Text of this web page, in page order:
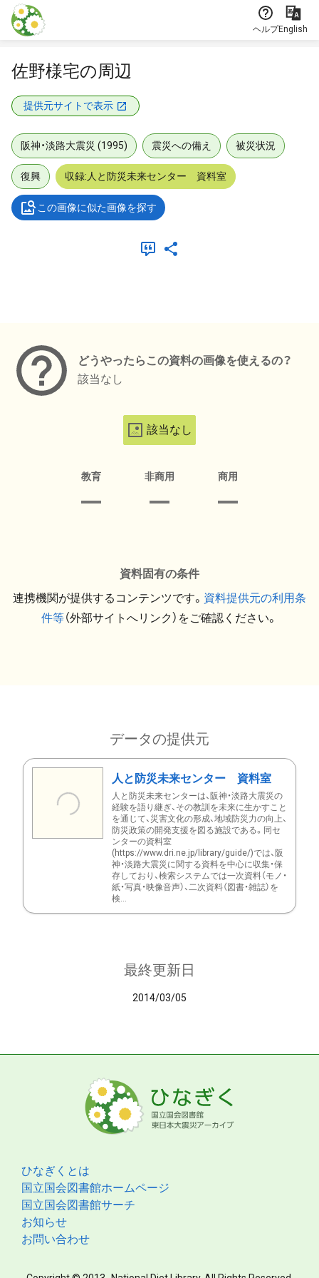
本文に飛ぶ
ヘルプEnglish
佐野様宅の周辺
提供元サイトで表示
阪神・淡路大震災 (1995) 震災への備え 被災状況
復興 収録:人と防災未来センター 資料室
この画像に似た画像を探す
どうやったらこの資料の画像を使えるの？
該当なし
該当なし
教育 非商用 商用
資料固有の条件
連携機関が提供するコンテンツです。 資料提供元の利用条
件等（外部サイトへリンク）をご確認ください。
データの提供元
人と防災未来センター 資料室
人と防災未来センターは、阪神・淡路大震災の
経験を語り継ぎ、その教訓を未来に生かすこと
を通じて、災害文化の形成、地域防災力の向上、
防災政策の開発支援を図る施設である。同セ
ンターの資料室
(https://www.dri.ne.jp/library/guide/)では、阪
神・淡路大震災に関する資料を中心に収集・保
存しており、検索システムでは一次資料（モノ・
紙・写真・映像音声）、二次資料（図書・雑誌）を
検...
最終更新日
2014/03/05
ひなぎくとは
国立国会図書館ホームページ
国立国会図書館サーチ
お知らせ
お問い合わせ